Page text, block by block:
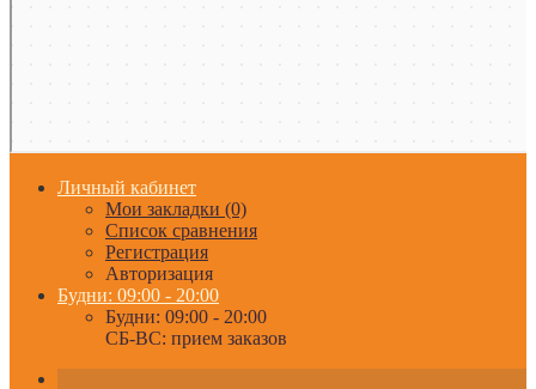
Личный кабинет
Мои закладки (0)
Список сравнения
Регистрация
Авторизация
Будни: 09:00 - 20:00
Будни: 09:00 - 20:00
СБ-ВС: прием заказов